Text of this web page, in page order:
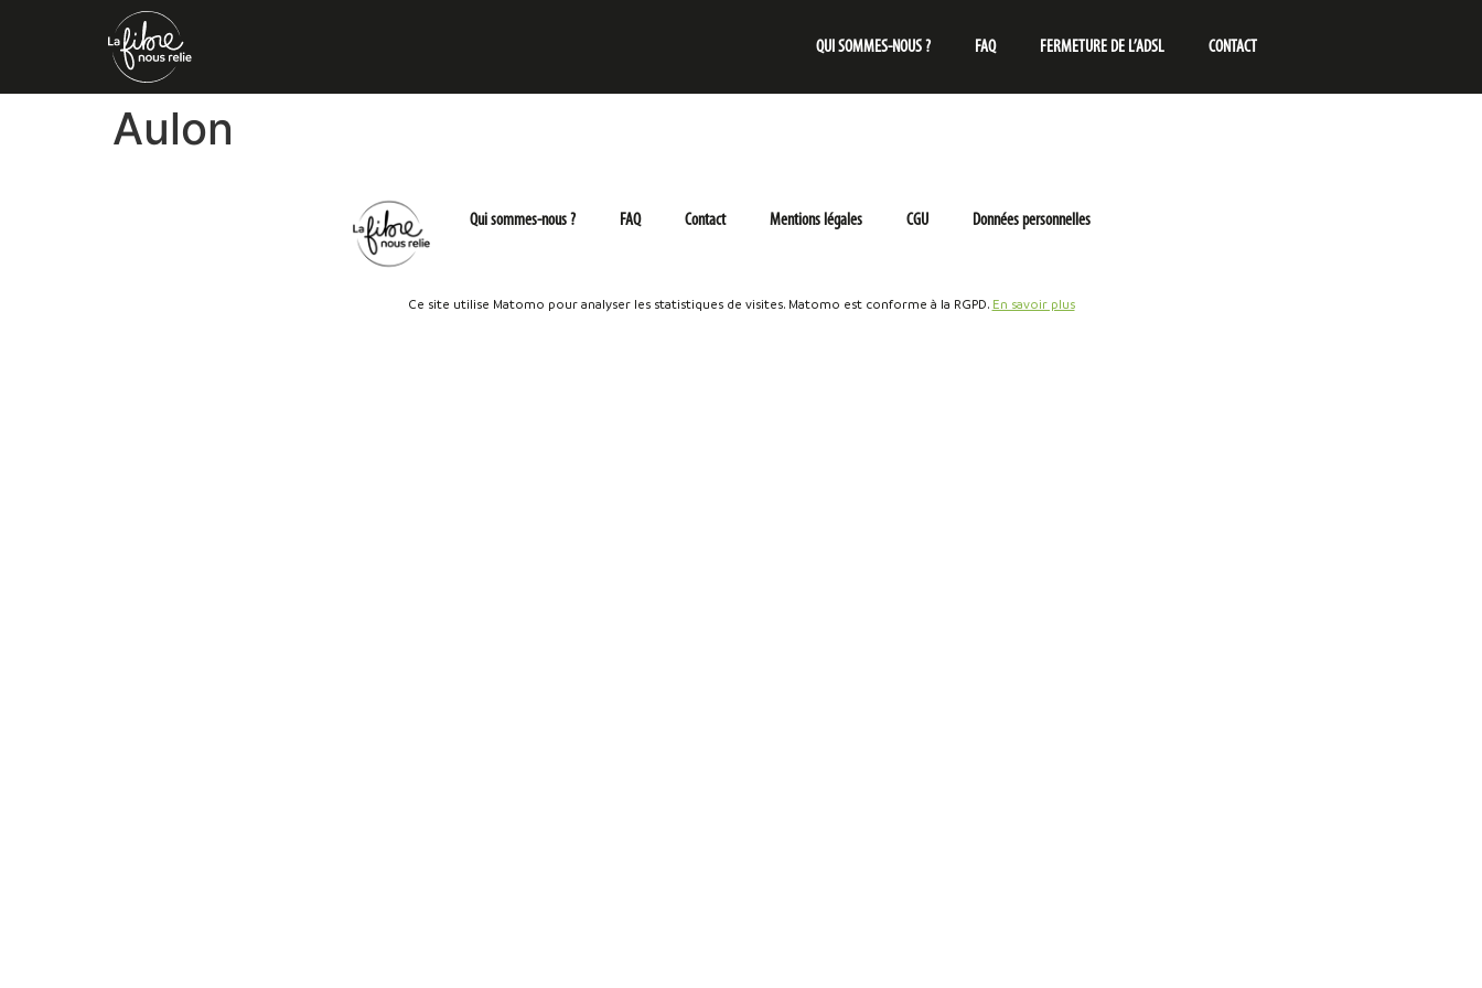
QUI SOMMES-NOUS ? FAQ FERMETURE DE L’ADSL CONTACT
Aulon
Qui sommes-nous ? FAQ Contact Mentions légales CGU Données personnelles
Ce site utilise Matomo pour analyser les statistiques de visites. Matomo est conforme à la RGPD. En savoir plus